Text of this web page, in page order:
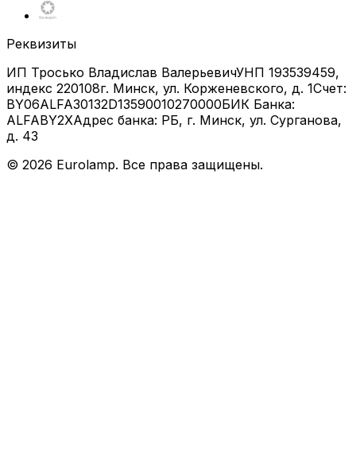
Реквизиты
ИП Тросько Владислав ВалерьевичУНП 193539459,
индекс 220108г. Минск, ул. Корженевского, д. 1Счет:
BY06ALFA30132D13590010270000БИК Банка:
ALFABY2XАдрес банка: РБ, г. Минск, ул. Сурганова,
д. 43
© 2026 Eurolamp. Все права защищены.